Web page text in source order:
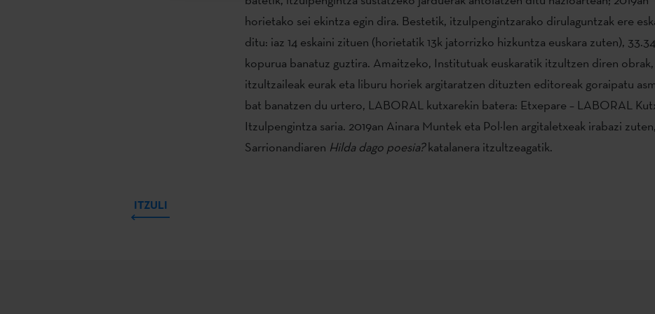
horietako sei ekintza egin dira. Bestetik, itzulpengintzarako dirulaguntzak ere
ditu: iaz 14 eskaini zituen (horietatik 13k jatorrizko hizkuntza euskara zuten),
kopurua banatuz guztira. Amaitzeko, Institutuak euskaratik itzultzen diren obrak,
itzultzaileak eurak eta liburu horiek argitaratzen dituzten editoreak goraipatu
bat banatzen du urtero, LABORAL kutxarekin batera: Etxepare – LABORAL
Itzulpengintza saria. 2019an Ainara Muntek eta Pol·len argitaletxeak irabazi zuten,
Sarrionandiaren Hilda dago poesia?katalanera itzultzeagatik.
ITZULI